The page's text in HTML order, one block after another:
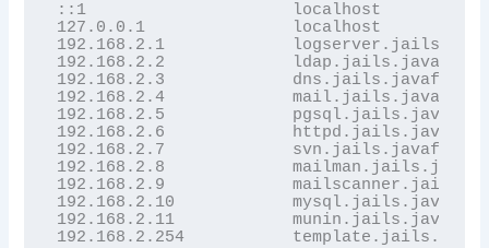
::1                     localhost
127.0.0.1               localhost
192.168.2.1
192.168.2.2
192.168.2.3
192.168.2.4
192.168.2.5
192.168.2.6
192.168.2.7
192.168.2.8
192.168.2.9
192.168.2.10
192.168.2.11
192.168.2.254